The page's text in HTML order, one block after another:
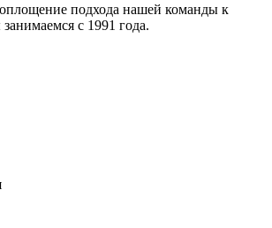
подхода нашей команды к
с 1991 года.